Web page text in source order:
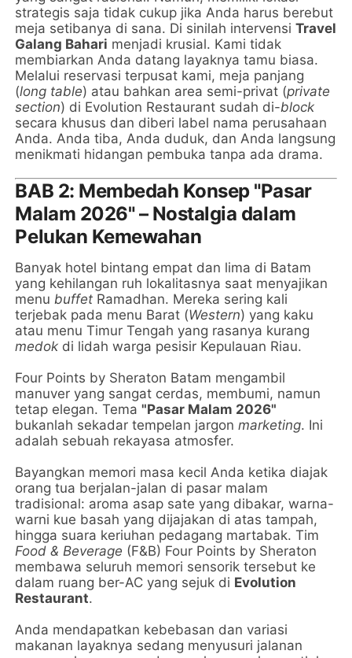
strategis saja tidak cukup jika Anda harus berebut
meja setibanya di sana. Di sinilah intervensiTravel
Galang Bahari menjadi krusial. Kami tidak
membiarkan Anda datang layaknya tamu biasa.
Melalui reservasi terpusat kami, meja panjang
(long table) atau bahkan area semi-privat (private
section) di Evolution Restaurant sudah di-block
secara khusus dan diberi label nama perusahaan
Anda. Anda tiba, Anda duduk, dan Anda langsung
menikmati hidangan pembuka tanpa ada drama.
BAB 2: Membedah Konsep "Pasar
Malam 2026" – Nostalgia dalam
Pelukan Kemewahan
Banyak hotel bintang empat dan lima di Batam
yang kehilangan ruh lokalitasnya saat menyajikan
menu buffet Ramadhan. Mereka sering kali
terjebak pada menu Barat (Western) yang kaku
atau menu Timur Tengah yang rasanya kurang
medok di lidah warga pesisir Kepulauan Riau.
Four Points by Sheraton Batam mengambil
manuver yang sangat cerdas, membumi, namun
tetap elegan. Tema"Pasar Malam 2026"
bukanlah sekadar tempelan jargonmarketing. Ini
adalah sebuah rekayasa atmosfer.
Bayangkan memori masa kecil Anda ketika diajak
orang tua berjalan-jalan di pasar malam
tradisional: aroma asap sate yang dibakar, warna-
warni kue basah yang dijajakan di atas tampah,
hingga suara keriuhan pedagang martabak. Tim
Food & Beverage (F&B) Four Points by Sheraton
membawa seluruh memori sensorik tersebut ke
dalam ruang ber-AC yang sejuk di Evolution
Restaurant.
Anda mendapatkan kebebasan dan variasi
makanan layaknya sedang menyusuri jalanan